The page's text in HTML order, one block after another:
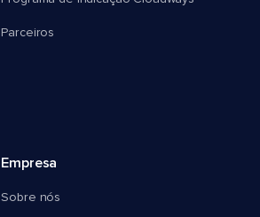
Parceiros
Empresa
Sobre nós